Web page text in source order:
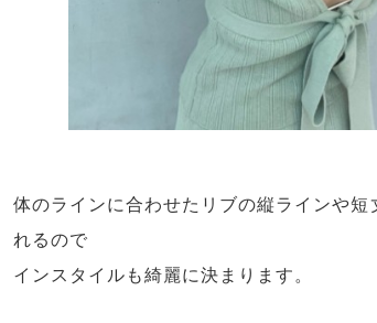
体のラインに合わせたリブの縦ラインや
れるので
インスタイルも綺麗に決まります。